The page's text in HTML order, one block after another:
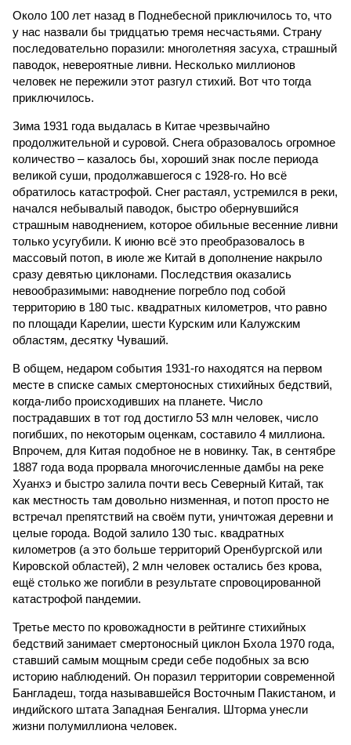
Около 100 лет назад в Поднебесной приключилось то, что
у нас назвали бы тридцатью тремя несчастьями. Страну
последовательно поразили: многолетняя засуха, страшный
паводок, невероятные ливни. Несколько миллионов
человек не пережили этот разгул стихий. Вот что тогда
приключилось.
Зима 1931 года выдалась в Китае чрезвычайно
продолжительной и суровой. Снега образовалось огромное
количество – казалось бы, хороший знак после периода
великой суши, продолжавшегося с 1928-го. Но всё
обратилось катастрофой. Снег растаял, устремился в реки,
начался небывалый паводок, быстро обернувшийся
страшным наводнением, которое обильные весенние ливни
только усугубили. К июню всё это преобразовалось в
массовый потоп, в июле же Китай в дополнение накрыло
сразу девятью циклонами. Последствия оказались
невообразимыми: наводнение погребло под собой
территорию в 180 тыс. квадратных километров, что равно
по площади Карелии, шести Курским или Калужским
областям, десятку Чуваший.
В общем, недаром события 1931-го находятся на первом
месте в списке самых смертоносных стихийных бедствий,
когда-либо происходивших на планете. Число
пострадавших в тот год достигло 53 млн человек, число
погибших, по некоторым оценкам, составило 4 миллиона.
Впрочем, для Китая подобное не в новинку. Так, в сентябре
1887 года вода прорвала многочисленные дамбы на реке
Хуанхэ и быстро залила почти весь Северный Китай, так
как местность там довольно низменная, и потоп просто не
встречал препятствий на своём пути, уничтожая деревни и
целые города. Водой залило 130 тыс. квадратных
километров (а это больше территорий Оренбургской или
Кировской областей), 2 млн человек остались без крова,
ещё столько же погибли в результате спровоцированной
катастрофой пандемии.
Третье место по кровожадности в рейтинге стихийных
бедствий занимает смертоносный циклон Бхола 1970 года,
ставший самым мощным среди себе подобных за всю
историю наблюдений. Он поразил территории современной
Бангладеш, тогда называвшейся Восточным Пакистаном, и
индийского штата Западная Бенгалия. Шторма унесли
жизни полумиллиона человек.